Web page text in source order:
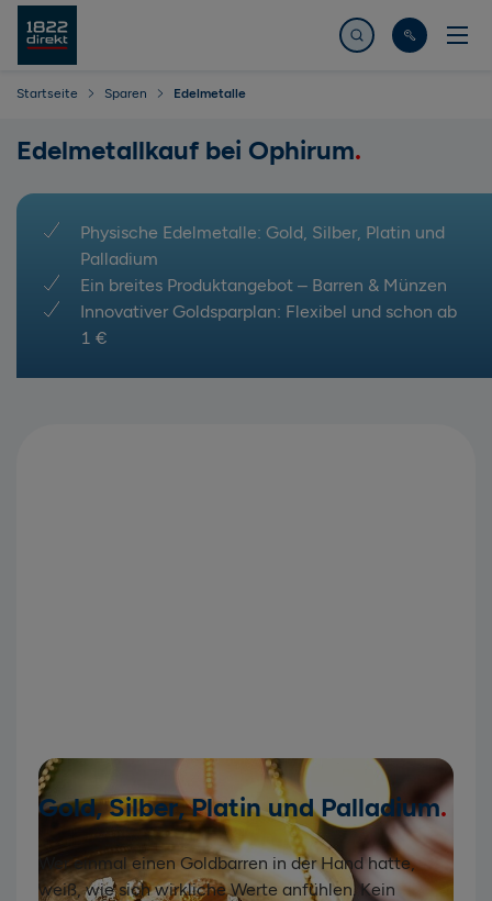
Jetzt suchen
Startseite Sparen Edelmetalle
Edelmetallkauf bei Ophirum
Physische Edelmetalle: Gold, Silber, Platin und
Palladium
Ein breites Produktangebot – Barren & Münzen
Innovativer Goldsparplan: Flexibel und schon ab
1 €
Gold, Silber, Platin und Palladium
Wer einmal einen Goldbarren in der Hand hatte,
weiß, wie sich wirkliche Werte anfühlen. Kein